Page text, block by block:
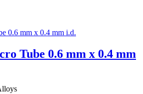
Tube 0.6 mm x 0.4 mm